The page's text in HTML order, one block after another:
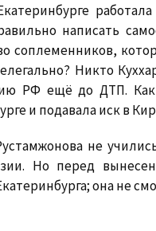
написать
соплеменников,
Никто
РФ ещё до ДТП.
и подавала иск в
не
Но перед
она не